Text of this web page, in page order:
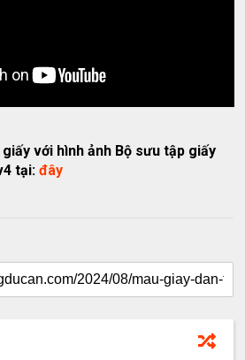
với hình ảnh Bộ sưu tập giấy
tại:đây